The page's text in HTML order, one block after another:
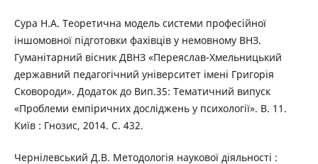
Сура Н.А. Теоретична модель системи професійної
іншомовної підготовки фахівців у немовному ВНЗ.
Гуманітарний вісник ДВНЗ «Переяслав-Хмельницький
державний педагогічний університет імені Григорія
Сковороди». Додаток до Вип.35: Тематичний випуск
«Проблеми емпіричних досліджень у психології». В. 11.
Київ : Гнозис, 2014. C. 432.
Чернілевський Д.В. Методологія наукової діяльності :